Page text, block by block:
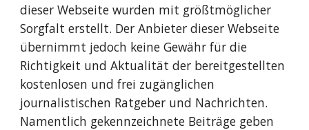
dieser Webseite wurden mit größtmöglicher
Sorgfalt erstellt. Der Anbieter dieser Webseite
übernimmt jedoch keine Gewähr für die
Richtigkeit und Aktualität der bereitgestellten
kostenlosen und frei zugänglichen
journalistischen Ratgeber und Nachrichten.
Namentlich gekennzeichnete Beiträge geben